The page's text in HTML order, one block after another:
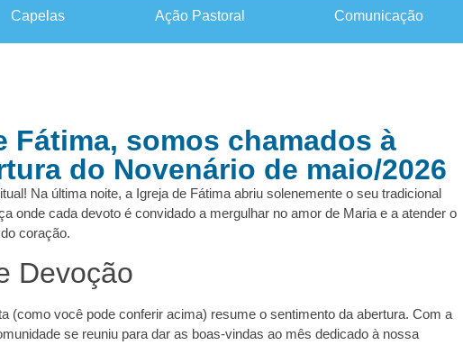
Capelas Ação Pastoral Comunicação
Fátima, somos chamados à
do Novenário de maio/2026
Na última noite, a Igreja de Fátima abriu solenemente o seu tradicional
onde cada devoto é convidado a mergulhar no amor de Maria e a atender o
coração.
Devoção
(como você pode conferir acima) resume o sentimento da abertura. Com a
se reuniu para dar as boas-vindas ao mês dedicado à nossa